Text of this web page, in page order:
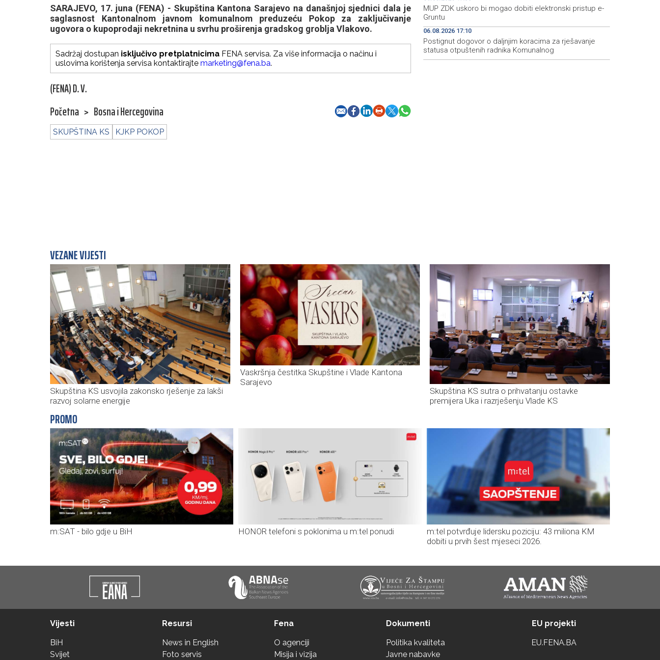
SARAJEVO, 17. juna (FENA) - Skupština Kantona Sarajevo na današnjoj sjednici dala je
saglasnost Kantonalnom javnom komunalnom preduzeću Pokop za zaključivanje
ugovora o kupoprodaji nekretnina u svrhu proširenja gradskog groblja Vlakovo.
Sadržaj dostupan isključivo pretplatnicima FENA servisa. Za više informacija o načinu i
uslovima korištenja servisa kontaktirajte marketing@fena.ba.
(FENA) D. V.
Početna > Bosna i Hercegovina
SKUPŠTINA KS KJKP POKOP
MUP ZDK uskoro bi mogao dobiti elektronski pristup e-
Gruntu
06.08.2026 17:10
Postignut dogovor o daljnjim koracima za rješavanje
statusa otpuštenih radnika Komunalnog
VEZANE VIJESTI
Skupština KS usvojila zakonsko rješenje za lakši
razvoj solarne energije
Vaskršnja čestitka Skupštine i Vlade Kantona
Sarajevo
Skupština KS sutra o prihvatanju ostavke
premijera Uka i razrješenju Vlade KS
PROMO
m:SAT - bilo gdje u BiH HONOR telefoni s poklonima u m:tel ponudi
m:tel potvrđuje lidersku poziciju: 43 miliona KM
dobiti u prvih šest mjeseci 2026.
Vijesti
BiH
Svijet
Resursi
News in English
Foto servis
Fena
O agenciji
Misija i vizija
Dokumenti
Politika kvaliteta
Javne nabavke
EU projekti
EU.FENA.BA